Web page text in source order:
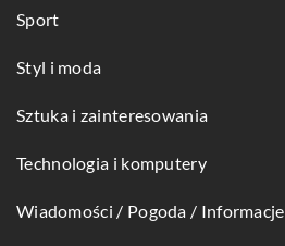
Sport
Styl i moda
Sztuka i zainteresowania
Technologia i komputery
Wiadomości / Pogoda / Informacje